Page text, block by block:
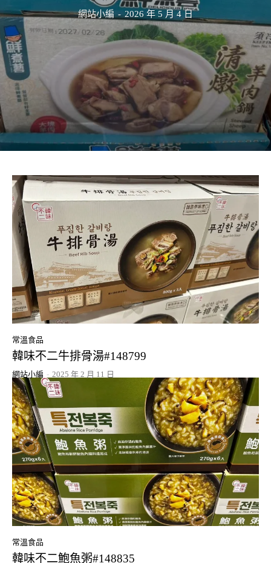
網站小編 - 2026 年 5 月 4 日
常溫食品
韓味不二牛排骨湯#148799
網站小編 - 2025 年 2 月 11 日
常溫食品
韓味不二鮑魚粥#148835